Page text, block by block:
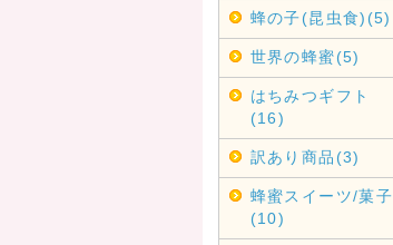
蜂の子(昆虫食)(5)
世界の蜂蜜(5)
はちみつギフト
(16)
訳あり商品(3)
蜂蜜スイーツ/菓子
(10)